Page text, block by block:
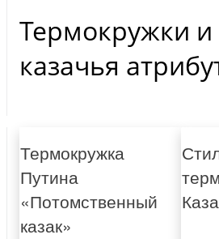
Термокружки
казачья
Термокружка
Путина
«Потомственный
казак»